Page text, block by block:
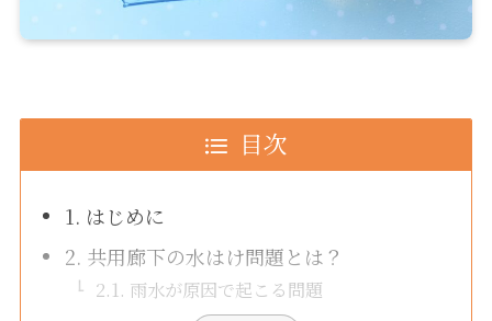
目次
1. はじめに
2. 共用廊下の水はけ問題とは？
2.1. 雨水が原因で起こる問題